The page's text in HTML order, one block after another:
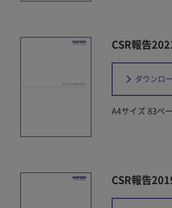
CSR報告
ダウンロ
A4サイズ 83ペ
CSR報告